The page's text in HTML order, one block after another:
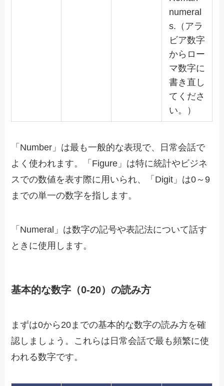
numeral
s.（アラ
ビア数字
からロー
マ数字に
書き直し
てくださ
い。）
「Number」は最も一般的な表現で、日常会話で
よく使われます。「Figure」は特に統計やビジネ
スでの数値を表す際に用いられ、「Digit」は0～9
までの単一の数字を指します。
「Numeral」は数字の記号や表記法について話す
ときに使用します。
基本的な数字（0-20）の読み方
まずは0から20までの基本的な数字の読み方を確
認しましょう。これらは日常会話で最も頻繁に使
われる数字です。